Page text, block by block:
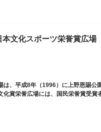
しました。
本文化スポーツ栄誉賞広場
は、平成8年（1996）に上野恩賜公
化賞栄誉広場には、国民栄誉賞受賞